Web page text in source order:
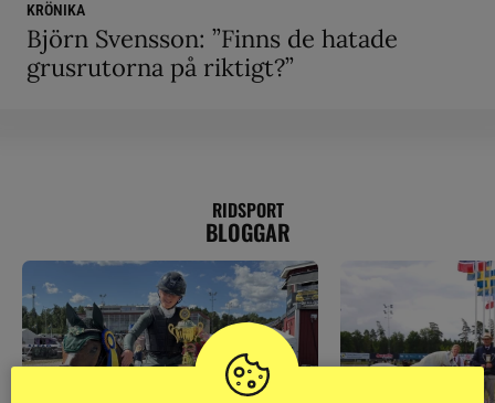
KRÖNIKA
Björn Svensson: ”Finns de hatade
grusrutorna på riktigt?”
RIDSPORT
BLOGGAR